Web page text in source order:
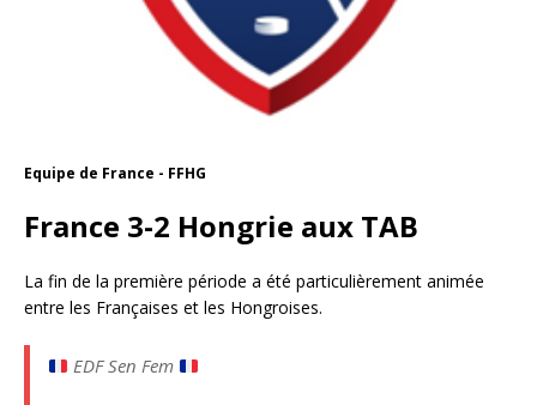
Equipe de France - FFHG
France 3-2 Hongrie aux TAB
La fin de la première période a été particulièrement animée
entre les Françaises et les Hongroises.
EDF Sen Fem